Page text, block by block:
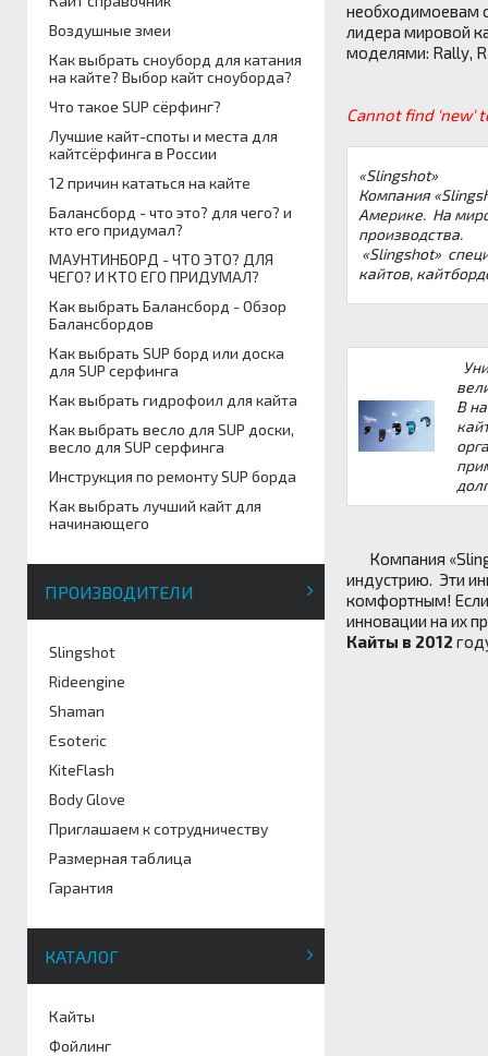
Воздушные змеи
Как выбрать сноуборд для катания
на кайте? Выбор кайт сноуборда?
Что такое SUP сёрфинг?
Лучшие кайт-споты и места для
кайтсёрфинга в России
12 причин кататься на кайте
Балансборд - что это? для чего? и
кто его придумал?
МАУНТИНБОРД - ЧТО ЭТО? ДЛЯ
ЧЕГО? И КТО ЕГО ПРИДУМАЛ?
Как выбрать Балансборд - Обзор
Балансбордов
Как выбрать SUP борд или доска
для SUP серфинга
Как выбрать гидрофоил для кайта
Как выбрать весло для SUP доски,
весло для SUP серфинга
Инструкция по ремонту SUP борда
Как выбрать лучший кайт для
начинающего
ПРОИЗВОДИТЕЛИ
Slingshot
Rideengine
Shaman
Esoteric
KiteFlash
Body Glove
Приглашаем к сотрудничеству
Размерная таблица
Гарантия
КАТАЛОГ
Кайты
Фойлинг
необходимоевам
лидера мировой
моделями: Rally,
Cannot find 'new'
«Slingshot»
Компания
Америке. На
производства.
«Slingshot»
кайтов,
В
Компания
индустрию. Эти
комфортным! Если
инновации на их
Кайты в 2012